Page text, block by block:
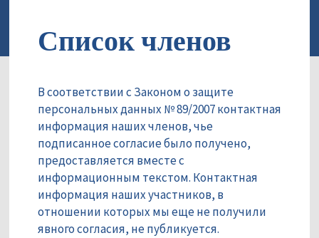
Список членов
В соответствии с Законом о защите
персональных данных № 89/2007 контактная
информация наших членов, чье
подписанное согласие было получено,
предоставляется вместе с
информационным текстом. Контактная
информация наших участников, в
отношении которых мы еще не получили
явного согласия, не публикуется.